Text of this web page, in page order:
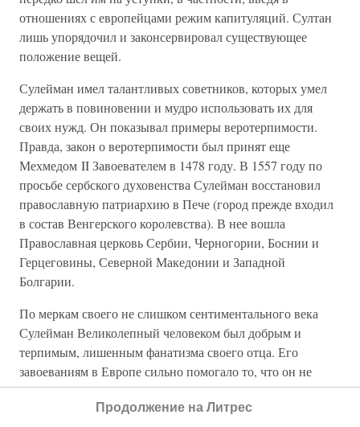
отношениях с европейцами режим капитуляций. Султан
лишь упорядочил и законсервировал существующее
положение вещей.
Сулейман имел талантливых советников, которых умел
держать в повиновении и мудро использовать их для
своих нужд. Он показывал примеры веротерпимости.
Правда, закон о веротерпимости был принят еще
Мехмедом II Завоевателем в 1478 году. В 1557 году по
просьбе сербского духовенства Сулейман восстановил
православную патриархию в Пече (город прежде входил
в состав Венгерского королевства). В нее вошла
Православная церковь Сербии, Черногории, Боснии и
Герцеговины, Северной Македонии и Западной
Болгарии.
По меркам своего не слишком сентиментального века
Сулейман Великолепный человеком был добрым и
терпимым, лишенным фанатизма своего отца. Его
завоеваниям в Европе сильно помогало то, что он не
заставлял христиан насильно принимать мусульманскую
веру, позволяя им существовать в пределах Османской
Продолжение на Литрес